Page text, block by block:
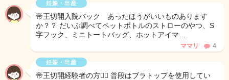
妊娠・出産
帝王切開入院バック あったほうがいいものあります
か？？ だいぶ調べてペットボトルのストローのやつ、S
字フック、ミニトートバッグ、ホットアイマ…
ママリ 4
妊娠・出産
帝王切開経験者の方🙇‍♀️ 普段はブラトップを使用してい